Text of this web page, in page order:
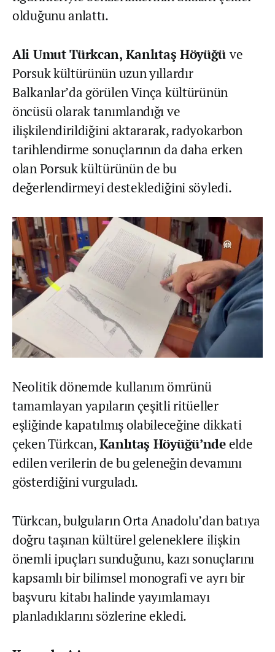
olduğunu anlattı.
Ali Umut Türkcan, Kanlıtaş Höyüğüve
Porsuk kültürünün uzun yıllardır
Balkanlar’da görülen Vinça kültürünün
öncüsü olarak tanımlandığı ve
ilişkilendirildiğini aktararak, radyokarbon
tarihlendirme sonuçlarının da daha erken
olan Porsuk kültürünün de bu
değerlendirmeyi desteklediğini söyledi.
Neolitik dönemde kullanım ömrünü
tamamlayan yapıların çeşitli ritüeller
eşliğinde kapatılmış olabileceğine dikkati
çeken Türkcan,Kanlıtaş Höyüğü’ndeelde
edilen verilerin de bu geleneğin devamını
gösterdiğini vurguladı.
Türkcan, bulguların Orta Anadolu’dan batıya
doğru taşınan kültürel geleneklere ilişkin
önemli ipuçları sunduğunu, kazı sonuçlarını
kapsamlı bir bilimsel monografi ve ayrı bir
başvuru kitabı halinde yayımlamayı
planladıklarını sözlerine ekledi.